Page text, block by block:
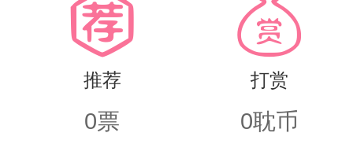
推荐
0票
打赏
0耽币